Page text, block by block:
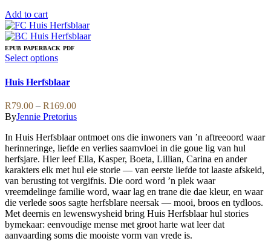
Add to cart
EPUB PAPERBACK PDF
Select optionsThis
has
multiple
variants.
The
options
may
be
chosen
on
the
product
page
Huis Herfsblaar
R79.00 – R169.00Price
range:
through
R169.00
ByJennie Pretorius
In Huis Herfsblaar ontmoet ons die inwoners van ’n aftreeoord waar
herinneringe, liefde en verlies saamvloei in die goue lig van hul
herfsjare. Hier leef Ella, Kasper, Boeta, Lillian, Carina en ander
karakters elk met hul eie storie — van eerste liefde tot laaste afskeid,
van berusting tot vergifnis. Die oord word ’n plek waar
vreemdelinge familie word, waar lag en trane die dae kleur, en waar
die verlede soos sagte herfsblare neersak — mooi, broos en tydloos.
Met deernis en lewenswysheid bring Huis Herfsblaar hul stories
bymekaar: eenvoudige mense met groot harte wat leer dat
aanvaarding soms die mooiste vorm van vrede is.